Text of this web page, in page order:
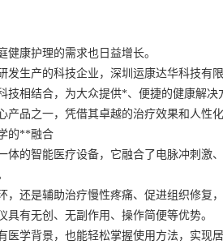
健康护理的需求也日益增长。
发生产的科技企业，深圳运康达华科技有
相结合，为大众提供*、便捷的健康解决
产品之一，凭借其卓越的治疗效果和人性
的**融合
体的智能医疗设备，它融合了电脉冲刺激
，还是辅助治疗慢性疼痛、促进组织修复
有无创、无副作用、操作简便等优势。
学背景，也能轻松掌握使用方法，实现居